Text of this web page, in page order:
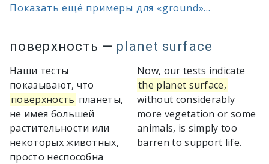
Показать ещё примеры для «ground»...
поверхность — planet surface
Наши тесты
показывают, что
поверхность планеты,
не имея большей
растительности или
некоторых животных,
просто неспособна
Now, our tests indicate
the planet surface,
without considerably
more vegetation or some
animals, is simply too
barren to support life.